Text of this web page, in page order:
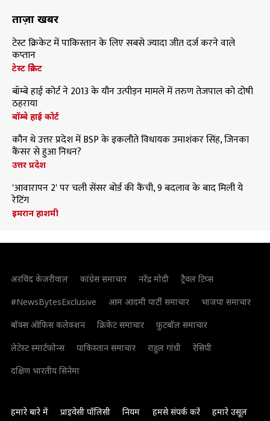
ताज़ा खबरें
टेस्ट क्रिकेट में पाकिस्तान के लिए सबसे ज्यादा जीत दर्ज करने वाले
कप्तान
टेस्ट क्रिकेट
बॉम्बे हाई कोर्ट ने 2013 के यौन उत्पीड़न मामले में तरुण तेजपाल को दोषी
ठहराया
बॉम्बे हाई कोर्ट
कौन थे उत्तर प्रदेश में BSP के इकलौते विधायक उमाशंकर सिंह, जिनका
कैंसर से हुआ निधन?
उत्तर प्रदेश
'आवारापन 2' पर चली सेंसर बोर्ड की कैंची, 9 बदलाव के बाद मिली ये
रेटिंग
इमरान हाशमी
अरविंद केजरीवाल कांग्रेस समाचार नरेंद्र मोदी
ट्रैवल टिप्स
#NewsBytesExclusive
आम आदमी पार्टी समाचार
भाजपा समाचार
बॉक्स ऑफिस कलेक्शन
क्रिकेट समाचार
फुटबॉल समाचार
लेटेस्ट स्मार्टफोन्स
पाकिस्तान समाचार राहुल गांधी
रेसिपी
दक्षिण भारतीय सिनेमा
हमारे बारे में प्राइवेसी पॉलिसी नियम हमसे संपर्क करें हमारे उसूल